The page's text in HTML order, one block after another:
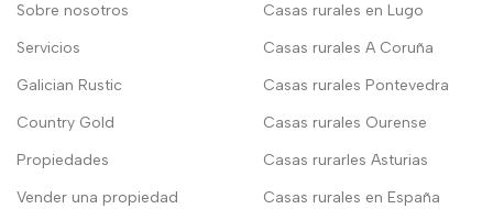
Sobre nosotros
Servicios
Galician Rustic
Country Gold
Propiedades
Vender una propiedad
Casas rurales en Lugo
Casas rurales A Coruña
Casas rurales Pontevedra
Casas rurales Ourense
Casas rurarles Asturias
Casas rurales en España